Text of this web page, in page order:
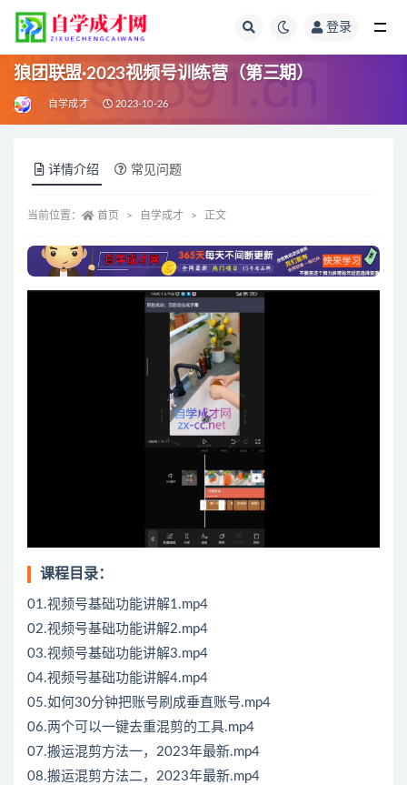
登录
狼团联盟·2023视频号训练营（第三期）
自学成才 2023-10-26
详情介绍 常见问题
当前位置： 首页 自学成才 正文
课程目录：
01.视频号基础功能讲解1.mp4
02.视频号基础功能讲解2.mp4
03.视频号基础功能讲解3.mp4
04.视频号基础功能讲解4.mp4
05.如何30分钟把账号刷成垂直账号.mp4
06.两个可以一键去重混剪的工具.mp4
07.搬运混剪方法一，2023年最新.mp4
08.搬运混剪方法二，2023年最新.mp4